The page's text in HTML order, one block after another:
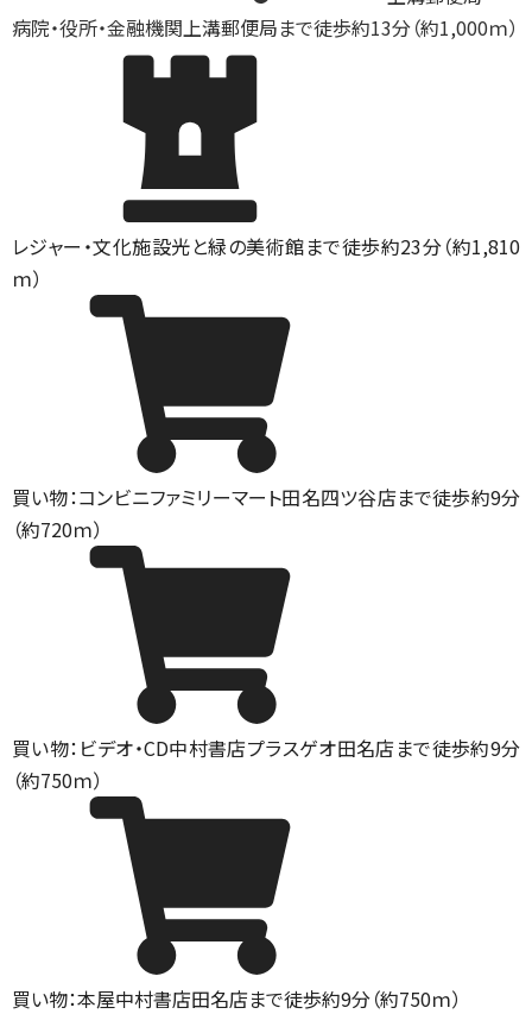
病院・役所・金融機関上溝郵便局まで徒歩約13分（約1,000ｍ）
レジャー・文化施設光と緑の美術館まで徒歩約23分（約1,810
ｍ）
買い物：コンビニファミリーマート田名四ツ谷店まで徒歩約9分
（約720ｍ）
買い物：ビデオ・CD中村書店プラスゲオ田名店まで徒歩約9分
（約750ｍ）
買い物：本屋中村書店田名店まで徒歩約9分（約750ｍ）